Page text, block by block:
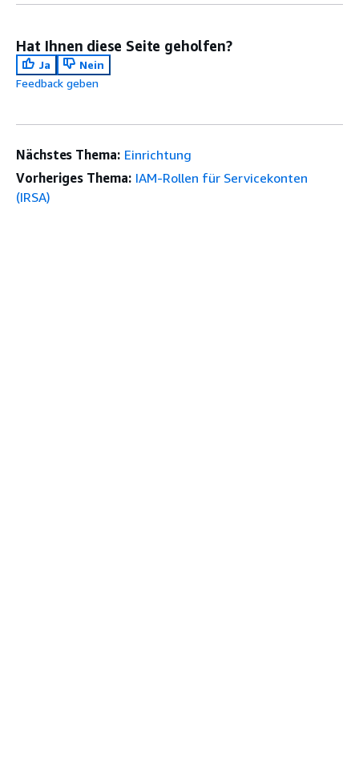
Hat Ihnen diese Seite geholfen?
Ja
Nein
Feedback geben
Nächstes Thema: Einrichtung
Vorheriges Thema: IAM-Rollen für Servicekonten
(IRSA)